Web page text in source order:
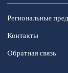
Региональные
Контакты
Обратная связь